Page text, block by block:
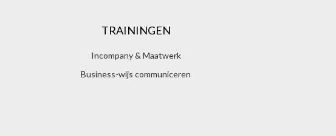
TRAININGEN
Incompany & Maatwerk
Business-wijs communiceren